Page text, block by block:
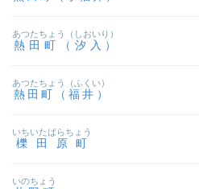
熱田町（汐入）
あつたちょう（しおいり）
熱田町（福井）
あつたちょう（ふくい）
櫟田原町
いちいたばらちょう
いのちょう